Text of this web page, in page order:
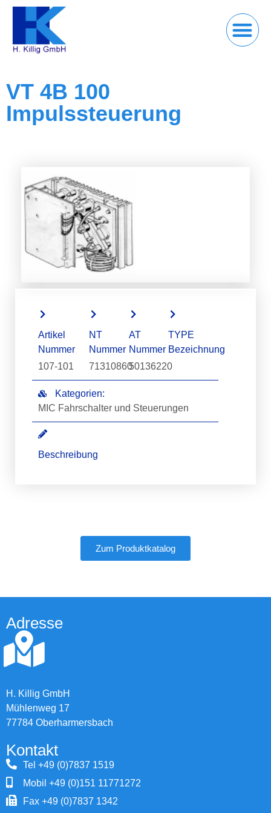
VT 4B 100
Impulssteuerung
Artikel
Nummer
107-101
NT
Nummer
71310860
AT
Nummer
50136220
TYPE
Bezeichnung
Kategorien:
MIC Fahrschalter und Steuerungen
Beschreibung
Zum Produktkatalog
Adresse
H. Killig GmbH
Mühlenweg 17
77784 Oberharmersbach
Kontakt
Tel +49 (0)7837 1519
Mobil +49 (0)151 11771272
Fax +49 (0)7837 1342